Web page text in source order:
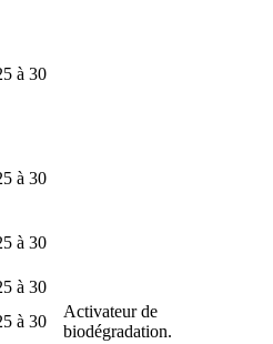
à 30
à 30
à 30
à 30
à 30
Activateur de
biodégradation.